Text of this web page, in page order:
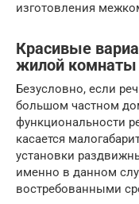
изготовления
Красивые
жилой комнаты
Безусловно, если
большом частном
функциональности
касается
установки
именно в данном
востребованными